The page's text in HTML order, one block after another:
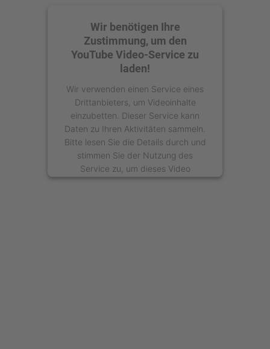
Wir benötigen Ihre
Zustimmung, um den
YouTube Video-Service zu
laden!
Wir verwenden einen Service eines
Drittanbieters, um Videoinhalte
einzubetten. Dieser Service kann
Daten zu Ihren Aktivitäten sammeln.
Bitte lesen Sie die Details durch und
stimmen Sie der Nutzung des
Service zu, um dieses Video
anzusehen.